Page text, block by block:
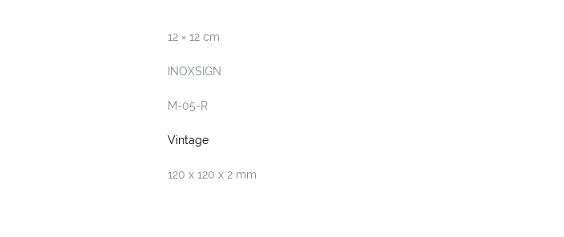
12 × 12 cm
INOXSIGN
M-05-R
Vintage
120 x 120 x 2 mm